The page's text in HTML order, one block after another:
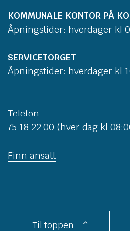
KOMMUNALE KONTOR PÅ
Åpningstider: hverdager kl
SERVICETORGET
Åpningstider: hverdager kl
Telefon
75 18 22 00 (hver dag kl
Finn ansatt
Til toppen